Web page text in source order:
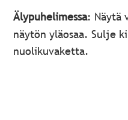
Älypuhelimessa: Näytä
näytön yläosaa. Sulje
nuolikuvaketta.